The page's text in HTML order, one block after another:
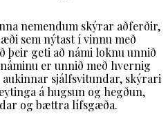
nemendum skýrar aðferðir,
sem nýtast í vinnu með
þeir geti að námi loknu unnið
er unnið með hvernig
sjálfsvitundar, skýrari
á hugsun og hegðun,
og bættra lífsgæða.